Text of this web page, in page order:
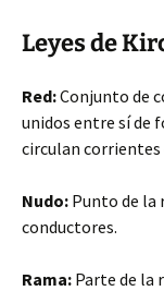
Leyes de
Red:Conjunto de
unidos entre sí de
circulan
Nudo: Punto de la
conductores.
Rama: Parte de la